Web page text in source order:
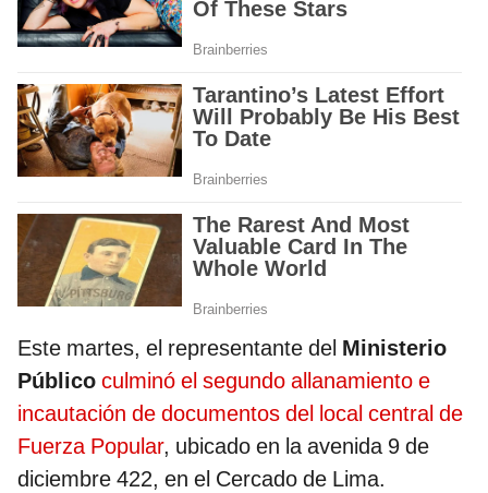
Este martes, el representante del Ministerio
Público culminó el segundo allanamiento e
incautación de documentos del local central de
Fuerza Popular, ubicado en la avenida 9 de
diciembre 422, en el Cercado de Lima.